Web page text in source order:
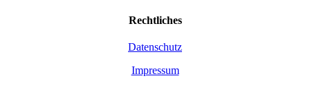
Recht­li­ches
Daten­schutz
Impres­sum